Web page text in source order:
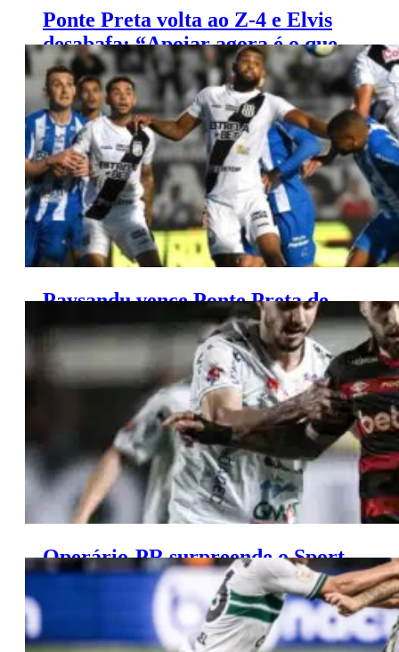
Ponte Preta volta ao Z-4 e Elvis
desabafa: “Apoiar agora é o que
resta”
Paysandu vence Ponte Preta de
virada e escapa da zona de perigo
Operário-PR surpreende o Sport
e mantém vivo o sonho do acesso